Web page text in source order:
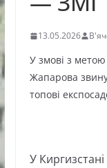
13.05.2026
У змові з
Жапарова
топові
У